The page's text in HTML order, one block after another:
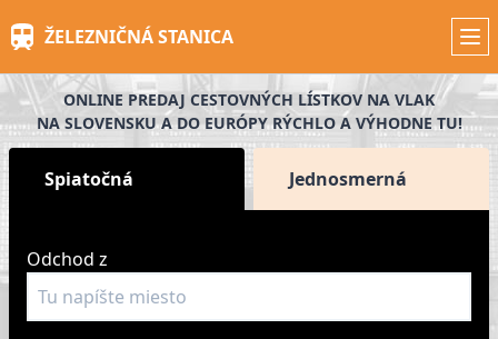
to
content
ŽELEZNIČNÁ STANICA
ONLINE PREDAJ CESTOVNÝCH LÍSTKOV NA VLAK
NA SLOVENSKU A DO EURÓPY RÝCHLO A VÝHODNE TU!
Spiatočná Jednosmerná
Odchod z